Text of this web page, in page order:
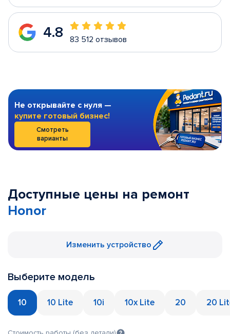
4.8 83 512 отзывов
Не открывайте с нуля —
купите готовый бизнес!
Смотреть
варианты
Доступные цены на ремонт
Honor
Изменить устройство
Выберите модель
10 10 Lite 10i 10x Lite 20 20